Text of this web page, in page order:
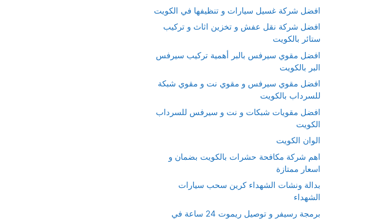
افضل شركة غسيل سيارات و تنظيفها في الكويت
افضل شركة نقل عفش و تخزين اثاث و تركيب
ستائر بالكويت
افضل مقوي سيرفس بالبر أهمية تركيب سيرفس
البر بالكويت
افضل مقوي سيرفس و مقوي نت و مقوي شبكة
للسرداب بالكويت
افضل مقويات شبكات و نت و سيرفس للسرداب
الكويت
الوان الكويت
اهم شركة مكافحة حشرات بالكويت بضمان و
اسعار ممتازة
بدالة ونشات الشهداء كرين سحب سيارات
الشهداء
برمجة رسيفر و توصيل ريموت 24 ساعة في